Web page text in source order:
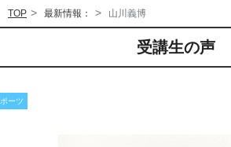
TOP 最新情報： 山川義博
受講生の声
ーツ